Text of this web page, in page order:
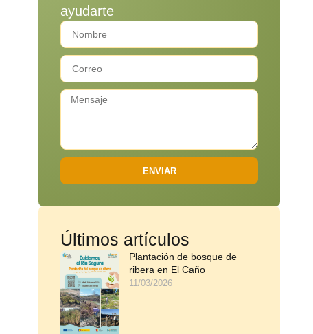
ayudarte
ENVIAR
Últimos artículos
Plantación de bosque de
ribera en El Caño
11/03/2026